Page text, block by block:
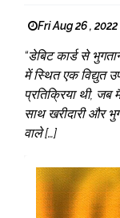
Fri Aug 26 , 2022
“डेबिट कार्ड से
में स्थित एक विद्युत
प्रतिक्रिया थी,
साथ खरीदारी और
वाले […]